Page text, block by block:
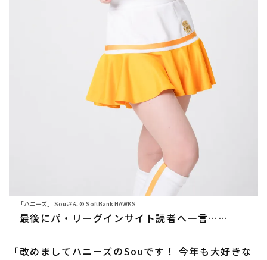
「ハニーズ」 Souさん © SoftBank HAWKS
最後にパ・リーグインサイト読者へ一言……
「改めましてハニーズのSouです！ 今年も大好きな